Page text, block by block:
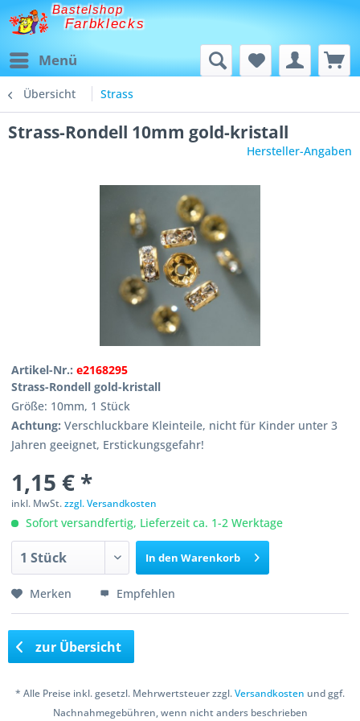
Bastelshop
Farbklecks
Menü
Übersicht Strass
Strass-Rondell 10mm gold-kristall
Hersteller-Angaben
Artikel-Nr.:e2168295
Strass-Rondell gold-kristall
Größe: 10mm, 1 Stück
Achtung: Verschluckbare Kleinteile, nicht für Kinder unter 3
Jahren geeignet, Erstickungsgefahr!
1,15 € *
inkl. MwSt.zzgl. Versandkosten
Sofort versandfertig, Lieferzeit ca. 1-2 Werktage
In den Warenkorb
Merken Empfehlen
zur Übersicht
* Alle Preise inkl. gesetzl. Mehrwertsteuer zzgl.Versandkosten und ggf.
Nachnahmegebühren, wenn nicht anders beschrieben